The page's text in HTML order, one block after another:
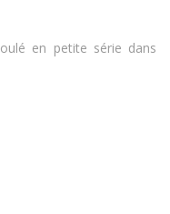
en petite série dans